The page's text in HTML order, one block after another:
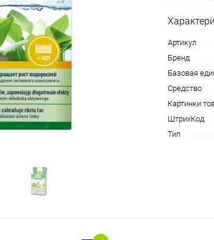
Артикул
Бренд
Базовая
Средство
Картинки
ШтрихКод
Тип